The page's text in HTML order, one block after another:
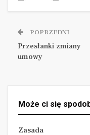
podstawy
które do umów o
odpowiednie
Agata Szeliga
Adrian Ciesielski
POPRZEDNI
Przesłanki zmiany
umowy
Może ci się
Zasada